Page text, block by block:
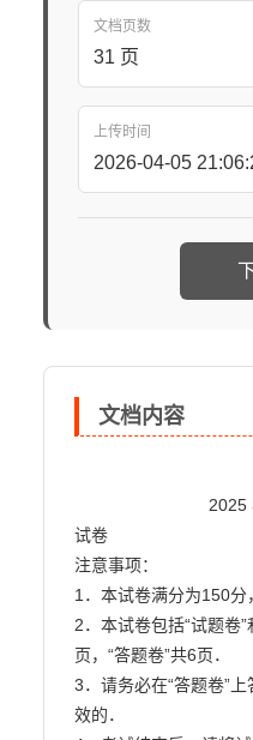
文档页数
31 页
上传时间
2026-04-05
文档内容
试卷
注意事项：
1．本试卷满分为150分
2．本试卷包括“试题卷
页，“答题卷”共6页．
3．请务必在“答题卷”
效的．